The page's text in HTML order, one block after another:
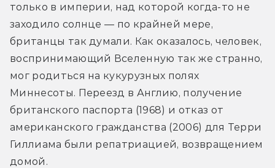
только в империи, над которой когда-то не
заходило солнце — по крайней мере,
британцы так думали. Как оказалось, человек,
воспринимающий Вселенную так же странно,
мог родиться на кукурузных полях
Миннесоты. Переезд в Англию, получение
британского паспорта (1968) и отказ от
американского гражданства (2006) для Терри
Гиллиама были репатриацией, возвращением
домой.